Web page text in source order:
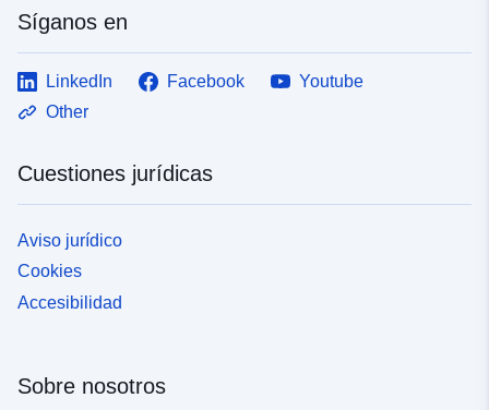
Síganos en
LinkedIn Facebook
Youtube
Other
Cuestiones jurídicas
Aviso jurídico
Cookies
Accesibilidad
Sobre nosotros